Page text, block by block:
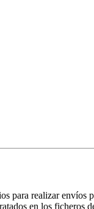
para realizar
en los